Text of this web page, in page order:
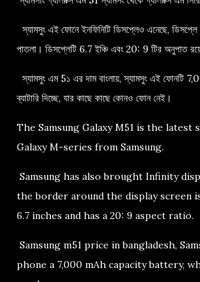
স্যামসুং এই ফোনে ইনফিনিটি ডিসপ্লেও এনেছে, ডিসপ্লে
পাতলা। ডিসপ্লেটি 6.7 ইঞ্চি এবং 20: 9 টির অনুপাত
স্যামসুং এম 5১ এর দাম বাংলায়, স্যামসুং এই ফোনটি
ব্যাটারি দিচ্ছে, যার কাছে কাছে কোনও ফোন নেই।
The Samsung Galaxy M51 is the latest
Galaxy M-series from Samsung.
Samsung has also brought Infinity
the border around the display screen
6.7 inches and has a 20: 9 aspect ratio.
Samsung m51 price in bangladesh,
phone a 7,000 mAh capacity battery,